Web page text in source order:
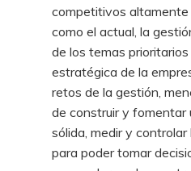
competitivos altamente
como el actual, la
de los temas
estratégica de la
retos de la gestión,
de construir y fomentar
sólida, medir y controlar
para poder tomar